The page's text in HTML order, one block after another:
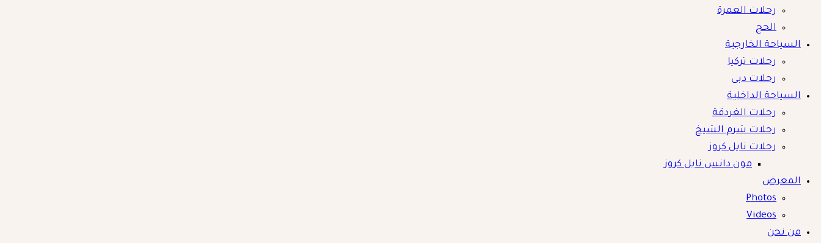
رحلات العمرة
الحج
السياحة الخارجية
رحلات تركيا
رحلات دبى
السياحة الداخلية
رحلات الغردقة
رحلات شرم الشيخ
رحلات نايل كروز
مون دانس نايل كروز
المعرض
Photos
Videos
من نحن